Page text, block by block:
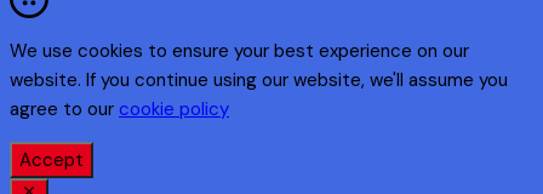
We use cookies to ensure your best experience on our
website. If you continue using our website, we'll assume you
agree to our cookie policy
Accept